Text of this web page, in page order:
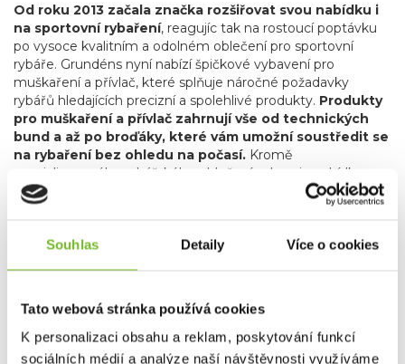
Souhlas Detaily Více o cookies
Tato webová stránka používá cookies
K personalizaci obsahu a reklam, poskytování funkcí
sociálních médií a analýze naší návštěvnosti využíváme
Od roku 2013 začala značka rozšiřovat svou nabídku i
na sportovní rybaření, reagujíc tak na rostoucí poptávku
po vysoce kvalitním a odolném oblečení pro sportovní
rybáře. Grundéns nyní nabízí špičkové vybavení pro
muškaření a přívlač, které splňuje náročné požadavky
rybářů hledajících precizní a spolehlivé produkty. Produkty
pro muškaření a přívlač zahrnují vše od technických
bund a až po broďáky, které vám umožní soustředit se
na rybaření bez ohledu na počasí. Kromě
specializovaného rybářského oblečení zahrnuje nabídka
značky Grundéns také skvělé lifestyle produkty, jako jsou
stylové mikiny, trička a čepice. Tyto kousky nejenže
a outdoorovým nadšencům nosit oblečení, které reflektuje
materiálům, udržitelnosti a kvalitě je oblíbenou
světě.Bez ohledu na to, zda jste na vodě nebo trávíte čas